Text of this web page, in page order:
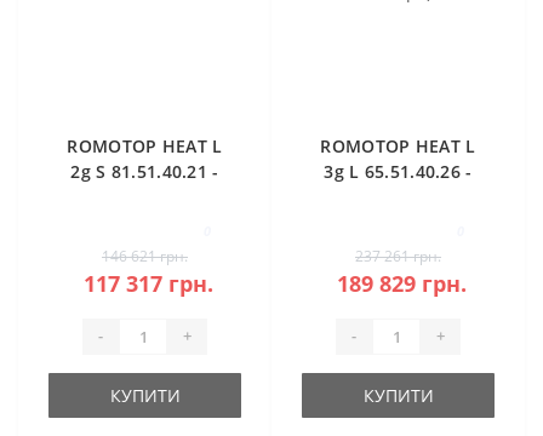
ROMOTOP HEAT L
2g S 81.51.40.21 -
146 621 грн.
117 317 грн.
- +
КУПИТИ
ROMOTOP HEAT L
3g L 65.51.40.26 -
камера)
237 261 грн.
189 829 грн.
- +
КУПИТИ